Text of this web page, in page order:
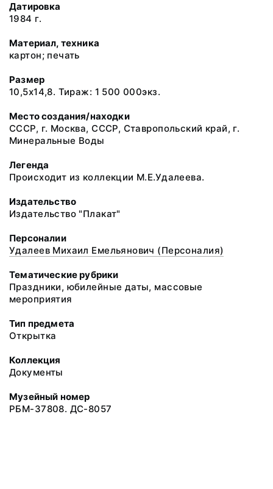
Датировка
1984 г.
Материал, техника
картон; печать
Размер
10,5х14,8. Тираж: 1 500 000экз.
Место создания/находки
СССР, г. Москва, СССР, Ставропольский край, г.
Минеральные Воды
Легенда
Происходит из коллекции М.Е.Удалеева.
Издательство
Издательство "Плакат"
Персоналии
Удалеев Михаил Емельянович (Персоналия)
Тематические рубрики
Праздники, юбилейные даты, массовые
мероприятия
Тип предмета
Открытка
Коллекция
Документы
Музейный номер
РБМ-37808. ДС-8057